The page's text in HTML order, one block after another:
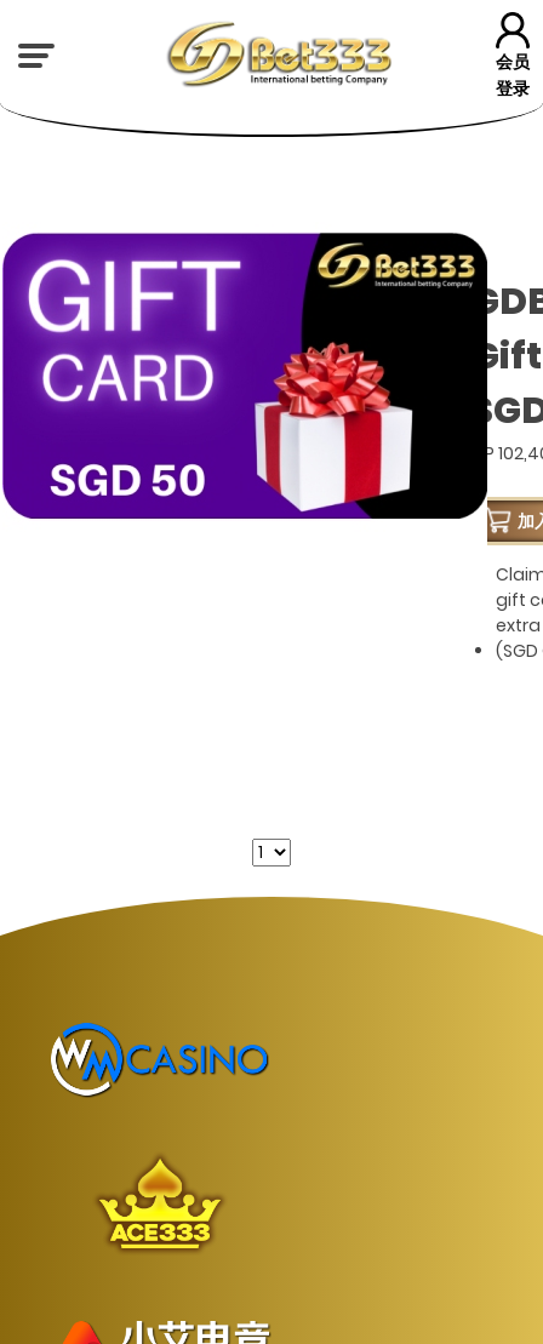
会员
登录
GP
加
gift